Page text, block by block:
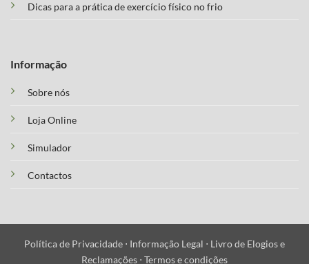
Dicas para a prática de exercício físico no frio
Informação
Sobre nós
Loja Online
Simulador
Contactos
Política de Privacidade ⋅ Informação Legal ⋅ Livro de Elogios e
Reclamações ⋅ Termos e condições